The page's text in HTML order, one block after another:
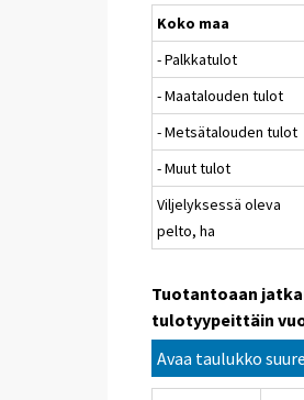
Koko maa
- Palkkatulot
- Maatalouden tulot
- Metsätalouden tulot
- Muut tulot
Viljelyksessä oleva
pelto, ha
Tuotantoaan
tulotyypeittäin
Avaa taulukko